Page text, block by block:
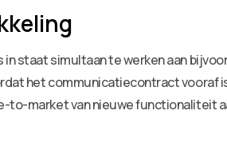
staat simultaan te werken aan
het communicatiecontract vooraf
market van nieuwe functionaliteit